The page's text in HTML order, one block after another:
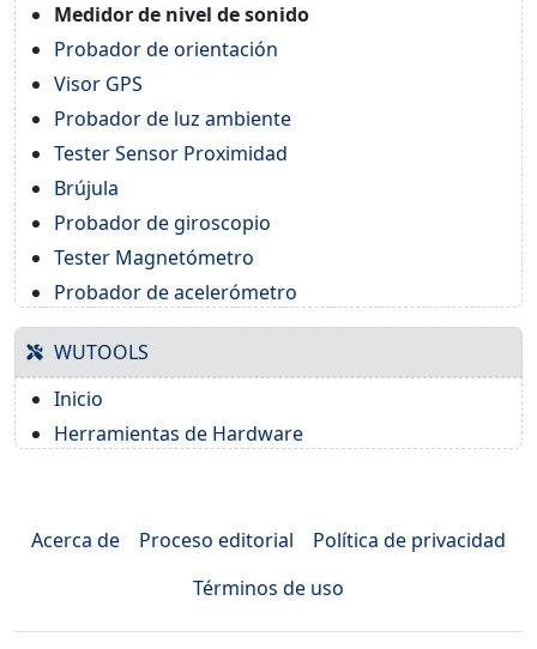
Medidor de nivel de sonido
Probador de orientación
Visor GPS
Probador de luz ambiente
Tester Sensor Proximidad
Brújula
Probador de giroscopio
Tester Magnetómetro
Probador de acelerómetro
WUTOOLS
Inicio
Herramientas de Hardware
Acerca de Proceso editorial
Política de privacidad
Términos de uso